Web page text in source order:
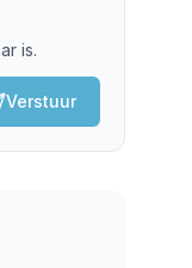
is.
Verstuur